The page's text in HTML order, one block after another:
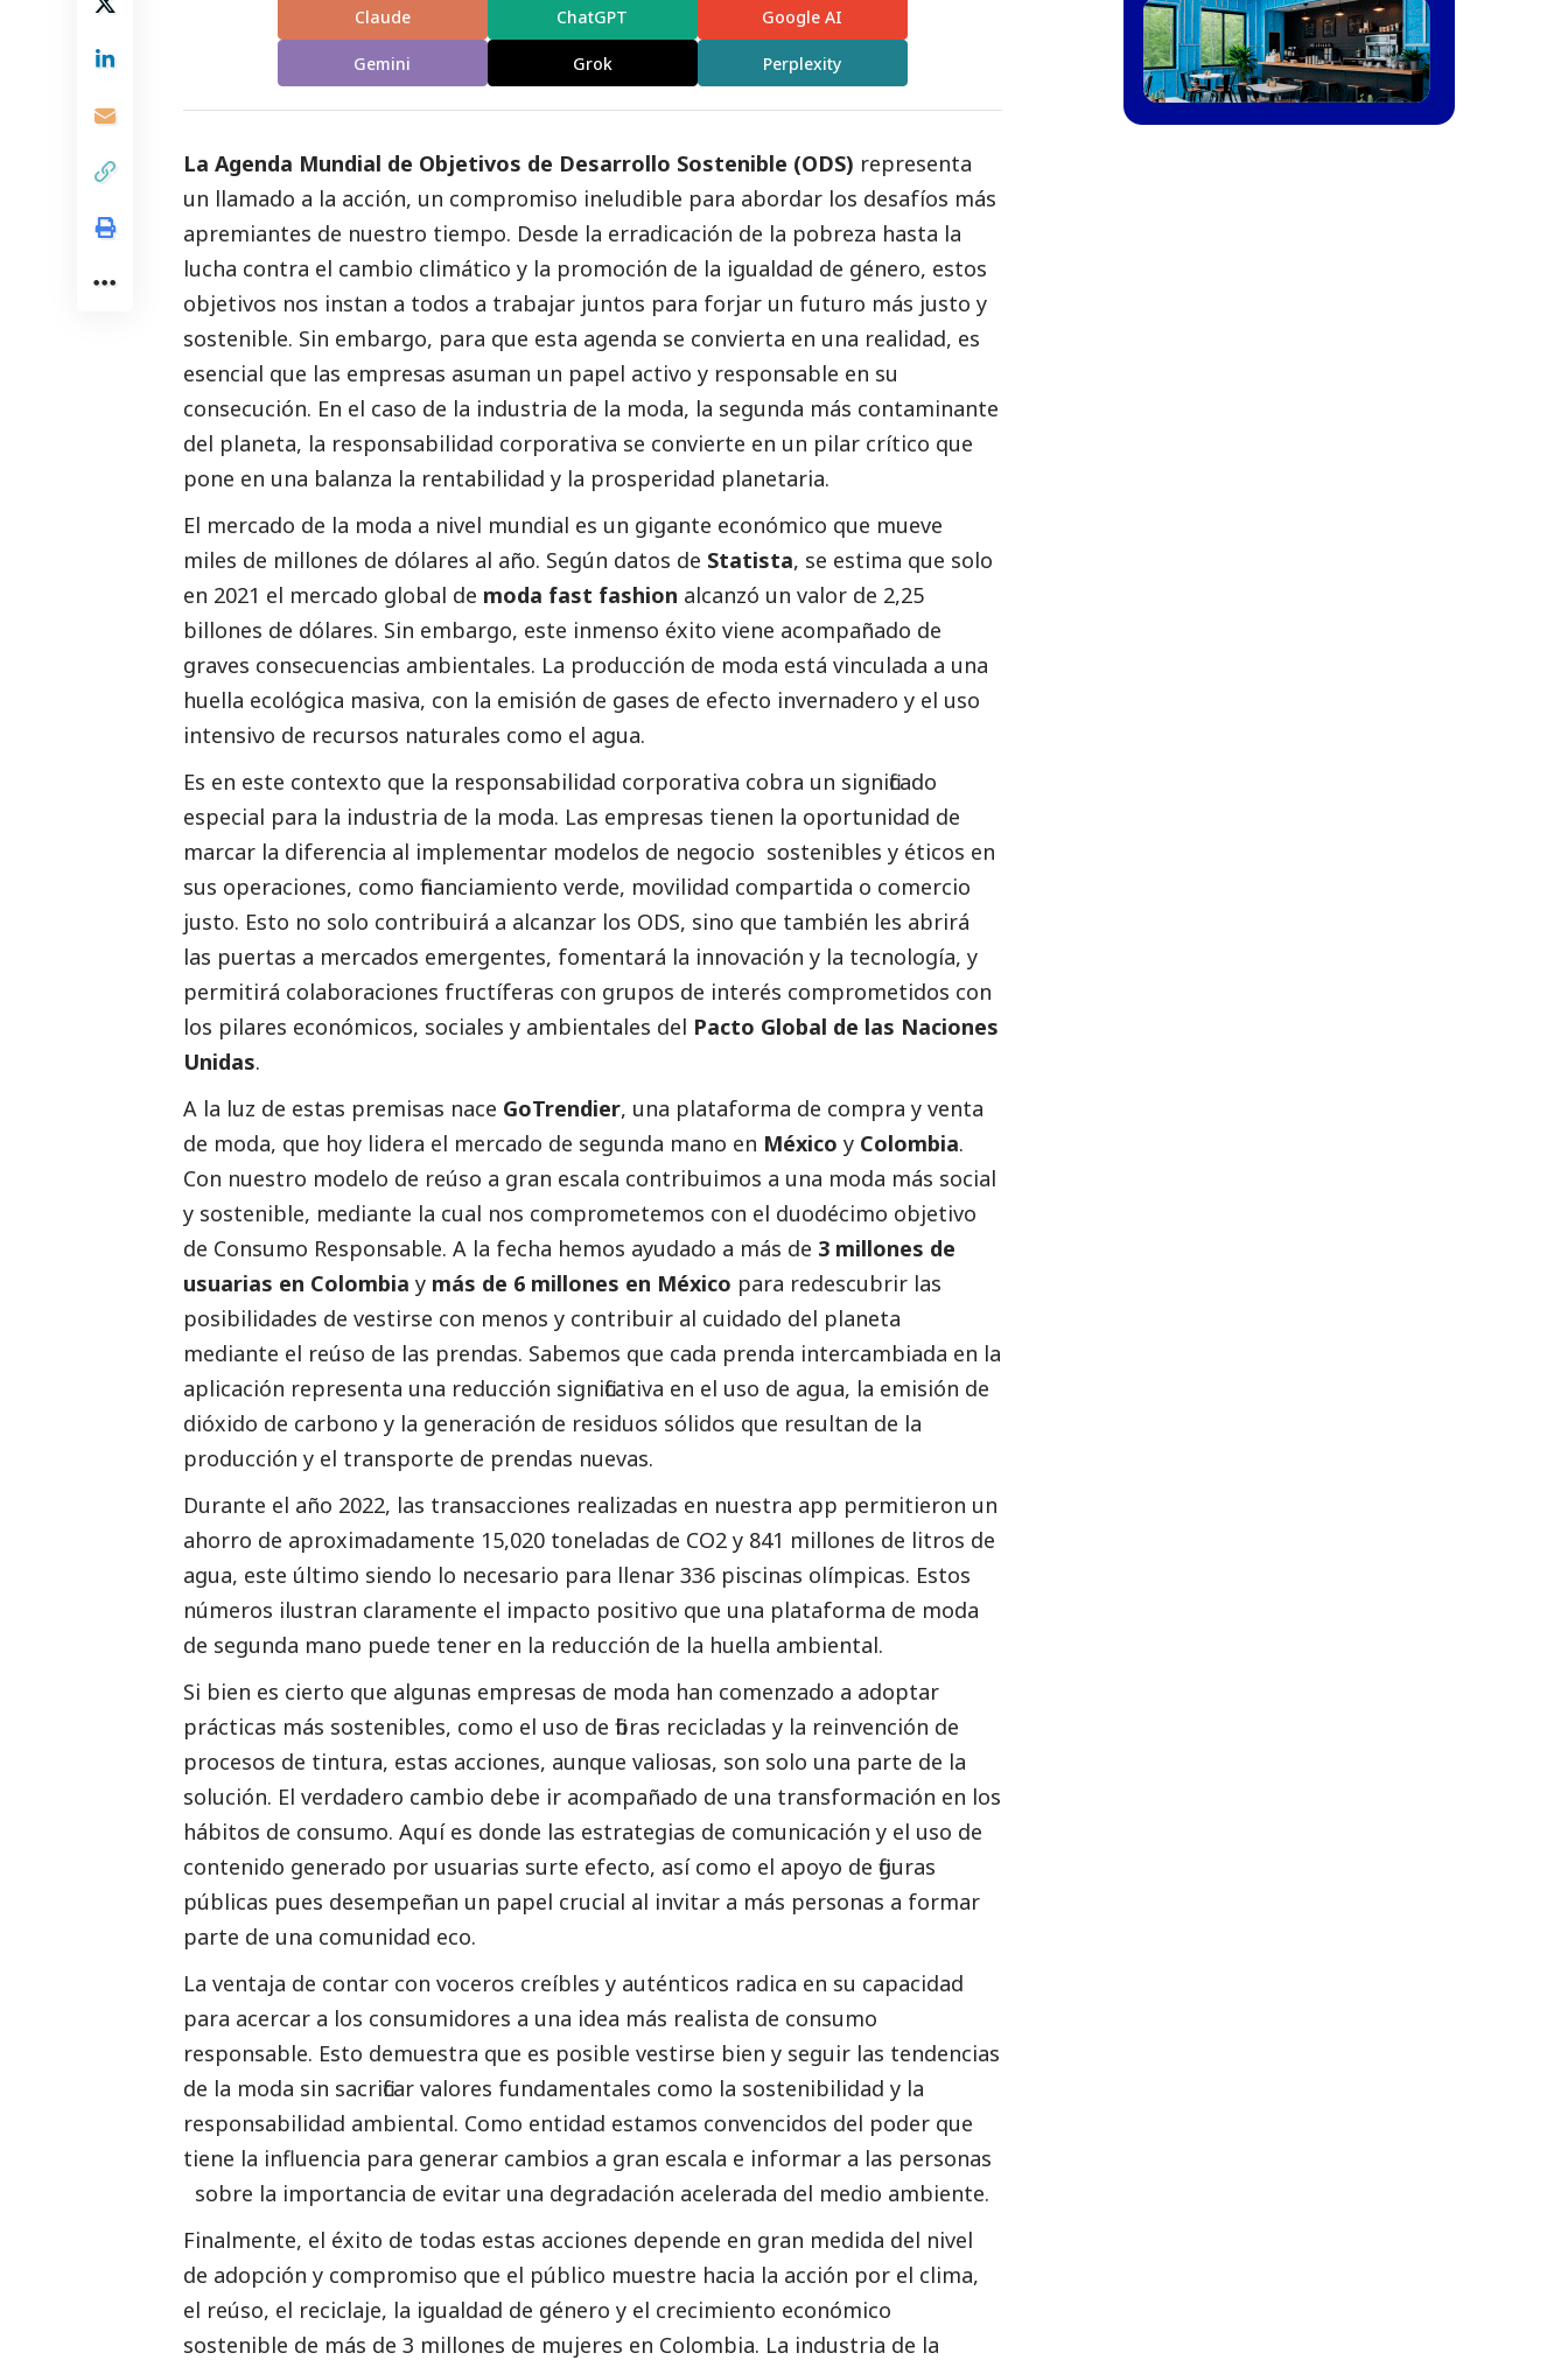
Claude ChatGPT Google AI
Gemini Grok Perplexity
La Agenda Mundial de Objetivos de Desarrollo Sostenible (ODS) representa
un llamado a la acción, un compromiso ineludible para abordar los desafíos más
apremiantes de nuestro tiempo. Desde la erradicación de la pobreza hasta la
lucha contra el cambio climático y la promoción de la igualdad de género, estos
objetivos nos instan a todos a trabajar juntos para forjar un futuro más justo y
sostenible. Sin embargo, para que esta agenda se convierta en una realidad, es
esencial que las empresas asuman un papel activo y responsable en su
consecución. En el caso de la industria de la moda, la segunda más contaminante
del planeta, la responsabilidad corporativa se convierte en un pilar crítico que
pone en una balanza la rentabilidad y la prosperidad planetaria.
El mercado de la moda a nivel mundial es un gigante económico que mueve
miles de millones de dólares al año. Según datos de Statista, se estima que solo
en 2021 el mercado global de moda fast fashion alcanzó un valor de 2,25
billones de dólares. Sin embargo, este inmenso éxito viene acompañado de
graves consecuencias ambientales. La producción de moda está vinculada a una
huella ecológica masiva, con la emisión de gases de efecto invernadero y el uso
intensivo de recursos naturales como el agua.
Es en este contexto que la responsabilidad corporativa cobra un significado
especial para la industria de la moda. Las empresas tienen la oportunidad de
marcar la diferencia al implementar modelos de negocio sostenibles y éticos en
sus operaciones, como financiamiento verde, movilidad compartida o comercio
justo. Esto no solo contribuirá a alcanzar los ODS, sino que también les abrirá
las puertas a mercados emergentes, fomentará la innovación y la tecnología, y
permitirá colaboraciones fructíferas con grupos de interés comprometidos con
los pilares económicos, sociales y ambientales del Pacto Global de las Naciones
Unidas.
A la luz de estas premisas nace GoTrendier, una plataforma de compra y venta
de moda, que hoy lidera el mercado de segunda mano en México y Colombia.
Con nuestro modelo de reúso a gran escala contribuimos a una moda más social
y sostenible, mediante la cual nos comprometemos con el duodécimo objetivo
de Consumo Responsable. A la fecha hemos ayudado a más de 3 millones de
usuarias en Colombia y más de 6 millones en México para redescubrir las
posibilidades de vestirse con menos y contribuir al cuidado del planeta
mediante el reúso de las prendas. Sabemos que cada prenda intercambiada en la
aplicación representa una reducción significativa en el uso de agua, la emisión de
dióxido de carbono y la generación de residuos sólidos que resultan de la
producción y el transporte de prendas nuevas.
Durante el año 2022, las transacciones realizadas en nuestra app permitieron un
ahorro de aproximadamente 15,020 toneladas de CO2 y 841 millones de litros de
agua, este último siendo lo necesario para llenar 336 piscinas olímpicas. Estos
números ilustran claramente el impacto positivo que una plataforma de moda
de segunda mano puede tener en la reducción de la huella ambiental.
Si bien es cierto que algunas empresas de moda han comenzado a adoptar
prácticas más sostenibles, como el uso de fibras recicladas y la reinvención de
procesos de tintura, estas acciones, aunque valiosas, son solo una parte de la
solución. El verdadero cambio debe ir acompañado de una transformación en los
hábitos de consumo. Aquí es donde las estrategias de comunicación y el uso de
contenido generado por usuarias surte efecto, así como el apoyo de figuras
públicas pues desempeñan un papel crucial al invitar a más personas a formar
parte de una comunidad eco.
La ventaja de contar con voceros creíbles y auténticos radica en su capacidad
para acercar a los consumidores a una idea más realista de consumo
responsable. Esto demuestra que es posible vestirse bien y seguir las tendencias
de la moda sin sacrificar valores fundamentales como la sostenibilidad y la
responsabilidad ambiental. Como entidad estamos convencidos del poder que
tiene la influencia para generar cambios a gran escala e informar a las personas
sobre la importancia de evitar una degradación acelerada del medio ambiente.
Finalmente, el éxito de todas estas acciones depende en gran medida del nivel
de adopción y compromiso que el público muestre hacia la acción por el clima,
el reúso, el reciclaje, la igualdad de género y el crecimiento económico
sostenible de más de 3 millones de mujeres en Colombia. La industria de la